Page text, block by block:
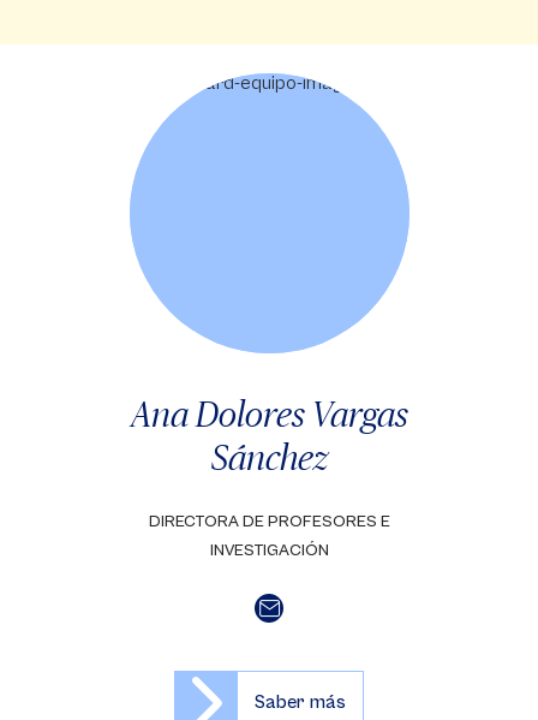
Ana Dolores Vargas
Sánchez
DIRECTORA DE PROFESORES E
INVESTIGACIÓN
Saber más